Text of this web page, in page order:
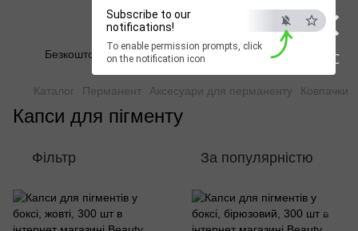
×
ESC
Subscribe to our
notifications!
To enable permission prompts, click
on the notification icon
Beauty Hunter
Безкоштовна доставка при замовленні від 2500 грн
Каталог Перманент Аксесуари для перманенту Ковпачки
Капси для пігменту
Фільтр За популярністю